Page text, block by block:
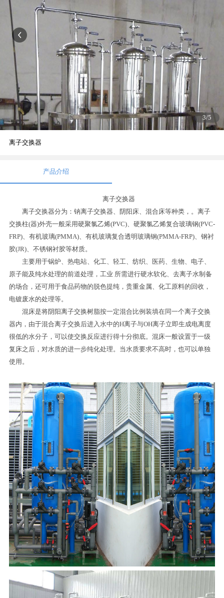
3/5
离子交换器
产品介绍
离子交换器
离子交换器分为：钠离子交换器、阴阳床、混合床等种类，。离子
交换柱(器)外壳一般采用硬聚氯乙烯(PVC)、硬聚氯乙烯复合玻璃钢(PVC-
FRP)、有机玻璃(PMMA)、有机玻璃复合透明玻璃钢(PMMA-FRP)、钢衬
胶(JR)、不锈钢衬胶等材质。
主要用于锅炉、热电站、化工、轻工、纺织、医药、生物、电子、
原子能及纯水处理的前道处理，工业 所需进行硬水软化、去离子水制备
的场合，还可用于食品药物的脱色提纯，贵重金属、化工原料的回收，
电镀废水的处理等。
混床是将阴阳离子交换树脂按一定混合比例装填在同一个离子交换
器内，由于混合离子交换后进入水中的H离子与OH离子立即生成电离度
很低的水分子，可以使交换反应进行得十分彻底。混床一般设置于一级
复床之后，对水质的进一步纯化处理。当水质要求不高时，也可以单独
使用。